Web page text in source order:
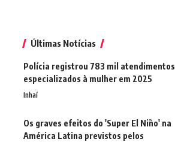
Últimas Notícias
Polícia registrou 783 mil atendimentos
especializados à mulher em 2025
Inhaí
Os graves efeitos do 'Super El Niño' na
América Latina previstos pelos